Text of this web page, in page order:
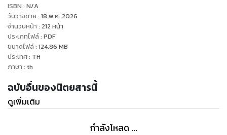
ISBN : N/A
วันวางขาย : 18 พ.ค. 2026
จำนวนหน้า : 212 หน้า
ประเภทไฟล์: PDF
ขนาดไฟล์: 124.86 MB
ประเทศ: TH
ภาษา : th
ฉบับอื่นของนิตยสารนี้
ดูเพิ่มเติม
กำลังโหลด ...